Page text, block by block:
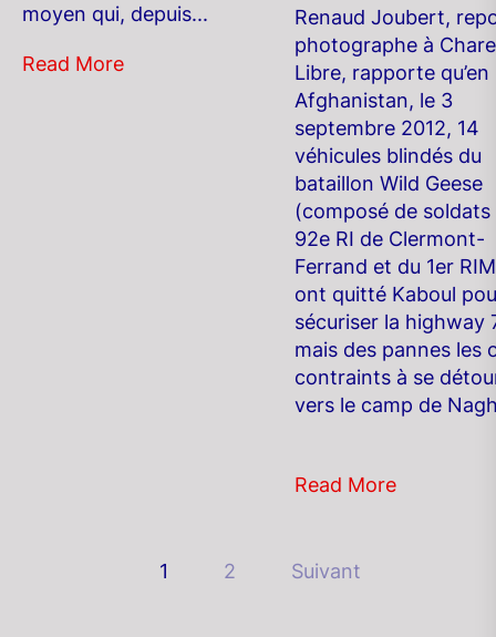
moyen qui, depuis...
Read More
Renaud Joubert,
photographe à
Libre, rapporte qu’en
Afghanistan, le 3
septembre 2012, 14
véhicules blindés du
bataillon Wild Geese
(composé de soldats
92e RI de Clermont-
Ferrand et du 1er
ont quitté Kaboul
sécuriser la highway
mais des pannes les
contraints à se
vers le camp de
Read More
Pagination
1 2 Suivant